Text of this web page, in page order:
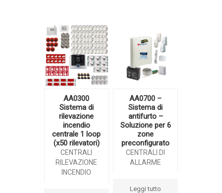
AA0300
Sistema di
rilevazione
incendio
centrale 1 loop
(x50 rilevatori)
CENTRALI
RILEVAZIONE
INCENDIO
AA0700 –
Sistema di
antifurto –
Soluzione per 6
zone
preconfigurato
CENTRALI DI
ALLARME
Leggi tutto